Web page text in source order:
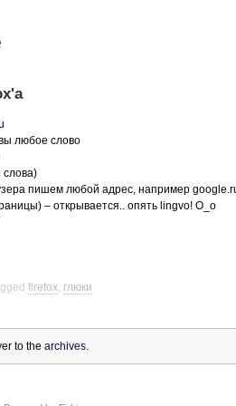
любое слово
слова)
пишем любой адрес, например
– открывается.. опять lingvo! O_o
firefox, глюки
to the archives.